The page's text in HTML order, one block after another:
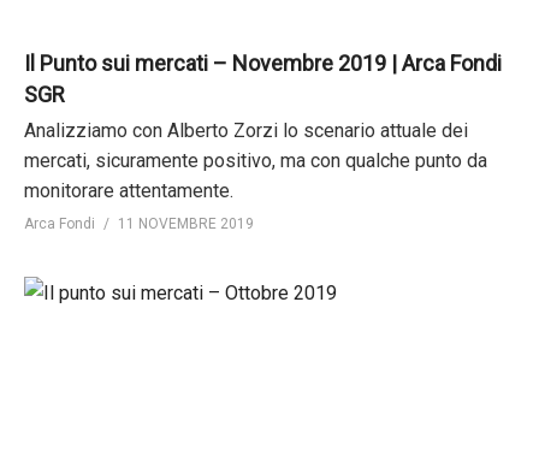
Il Punto sui mercati – Novembre 2019 | Arca Fondi
SGR
Analizziamo con Alberto Zorzi lo scenario attuale dei
mercati, sicuramente positivo, ma con qualche punto da
monitorare attentamente.
Arca Fondi 11 NOVEMBRE 2019